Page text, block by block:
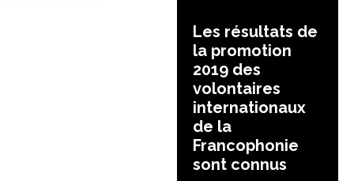
Les résultats de
la promotion
2019 des
volontaires
internationaux
de la
Francophonie
sont connus